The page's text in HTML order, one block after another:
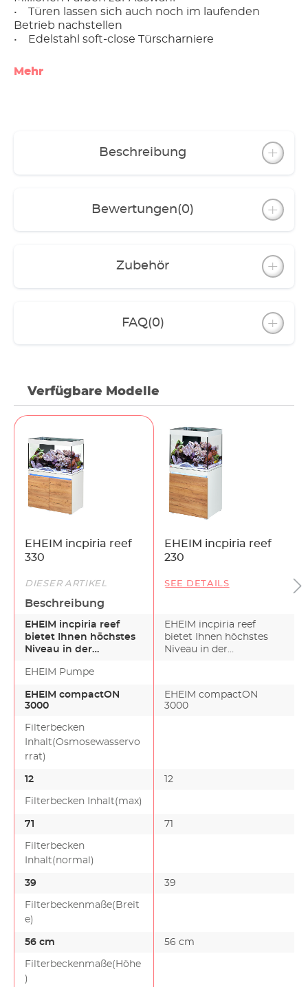
• Türen lassen sich auch noch im laufenden
Betrieb nachstellen
• Edelstahl soft-close Türscharniere
Mehr
Beschreibung
Bewertungen(0)
Zubehör
FAQ(0)
Verfügbare Modelle
EHEIM incpiria reef
330
EHEIM incpiria reef
230
DIESER ARTIKEL SEE DETAILS
Beschreibung
EHEIM incpiria reef
bietet Ihnen höchstes
Niveau in der
Nur d…
EHEIM incpiria reef
bietet Ihnen höchstes
Niveau in der
EHEIM Pumpe
EHEIM compactON
3000
EHEIM compactON
3000
Filterbecken
Inhalt(Osmosewasservo
rrat)
12 12
Filterbecken Inhalt(max)
71 71
Filterbecken
Inhalt(normal)
39 39
Filterbeckenmaße(Breit
e)
56 cm 56 cm
Filterbeckenmaße(Höhe
)